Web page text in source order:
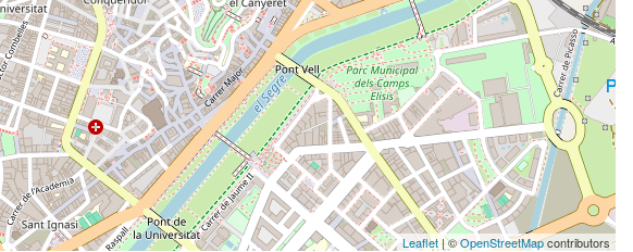
Leaflet| ©OpenStreetMapcontributors